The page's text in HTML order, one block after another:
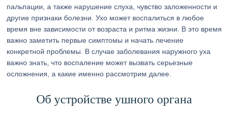
пальпации, а также нарушение слуха, чувство заложенности и
другие признаки болезни. Ухо может воспалиться в любое
время вне зависимости от возраста и ритма жизни. В это время
важно заметить первые симптомы и начать лечение
конкретной проблемы. В случае заболевания наружного уха
важно знать, что воспаление может вызвать серьезные
осложнения, а какие именно рассмотрим далее.
Об устройстве ушного органа